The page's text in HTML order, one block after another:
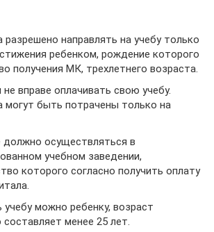
разрешено направлять на учебу только
ребенком, рождение которого
получения МК, трехлетнего возраста.
не вправе оплачивать свою учебу.
могут быть потрачены только на
должно осуществляться в
учебном заведении,
которого согласно получить оплату
учебу можно ребенку, возраст
составляет менее 25 лет.